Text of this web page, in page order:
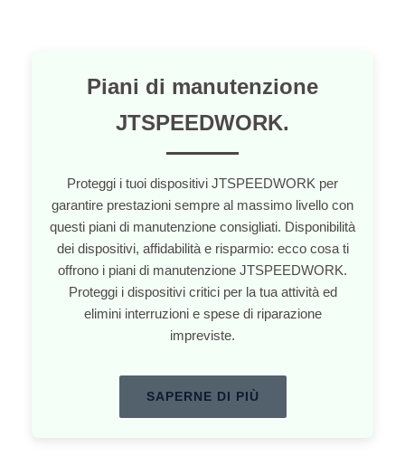
Piani di manutenzione
JTSPEEDWORK.
Proteggi i tuoi dispositivi JTSPEEDWORK per
garantire prestazioni sempre al massimo livello con
questi piani di manutenzione consigliati. Disponibilità
dei dispositivi, affidabilità e risparmio: ecco cosa ti
offrono i piani di manutenzione JTSPEEDWORK.
Proteggi i dispositivi critici per la tua attività ed
elimini interruzioni e spese di riparazione
impreviste.
SAPERNE DI PIÙ